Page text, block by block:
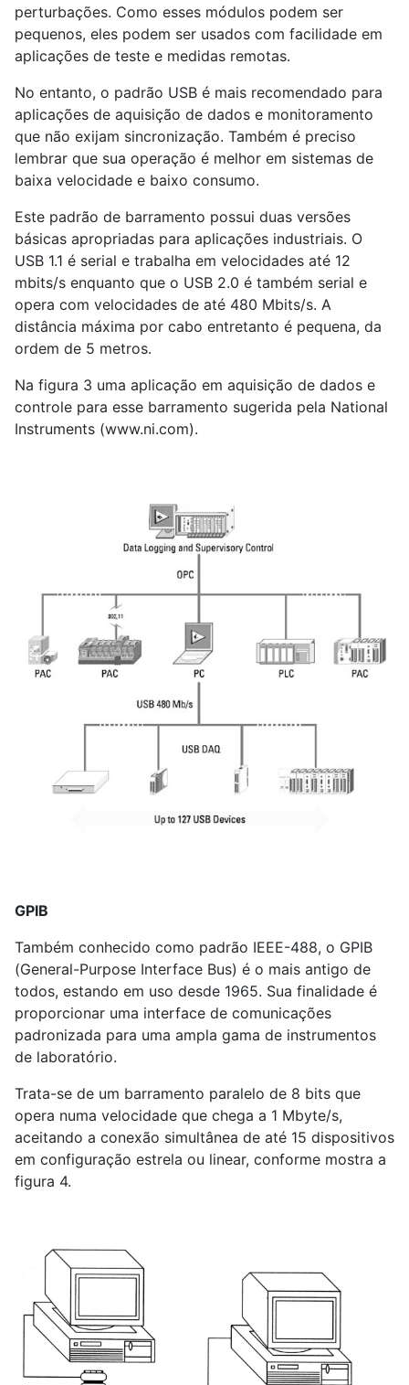
perturbações. Como esses módulos podem ser
pequenos, eles podem ser usados com facilidade em
aplicações de teste e medidas remotas.
No entanto, o padrão USB é mais recomendado para
aplicações de aquisição de dados e monitoramento
que não exijam sincronização. Também é preciso
lembrar que sua operação é melhor em sistemas de
baixa velocidade e baixo consumo.
Este padrão de barramento possui duas versões
básicas apropriadas para aplicações industriais. O
USB 1.1 é serial e trabalha em velocidades até 12
mbits/s enquanto que o USB 2.0 é também serial e
opera com velocidades de até 480 Mbits/s. A
distância máxima por cabo entretanto é pequena, da
ordem de 5 metros.
Na figura 3 uma aplicação em aquisição de dados e
controle para esse barramento sugerida pela National
Instruments (www.ni.com).
GPIB
Também conhecido como padrão IEEE-488, o GPIB
(General-Purpose Interface Bus) é o mais antigo de
todos, estando em uso desde 1965. Sua finalidade é
proporcionar uma interface de comunicações
padronizada para uma ampla gama de instrumentos
de laboratório.
Trata-se de um barramento paralelo de 8 bits que
opera numa velocidade que chega a 1 Mbyte/s,
aceitando a conexão simultânea de até 15 dispositivos
em configuração estrela ou linear, conforme mostra a
figura 4.